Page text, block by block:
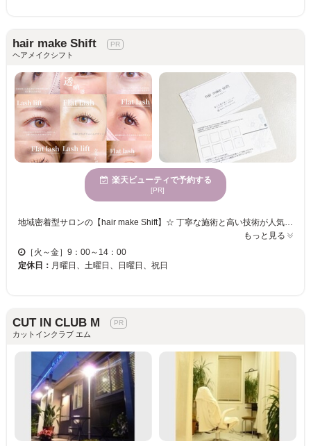
hair make Shift
ヘアメイクシフト
楽天ビューティで予約する
[PR]
もっと見る
［火～金］9：00～14：00
定休日： 月曜日、土曜日、日曜日、祝日
CUT IN CLUB M
カットインクラブ エム